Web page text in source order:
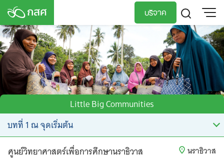
Skip
content
บริจาค
TH
EN
Little Big Communities
ศูนย์วิทยาศาสตร์เพื่อการศึกษานราธิวาส นราธิวาส